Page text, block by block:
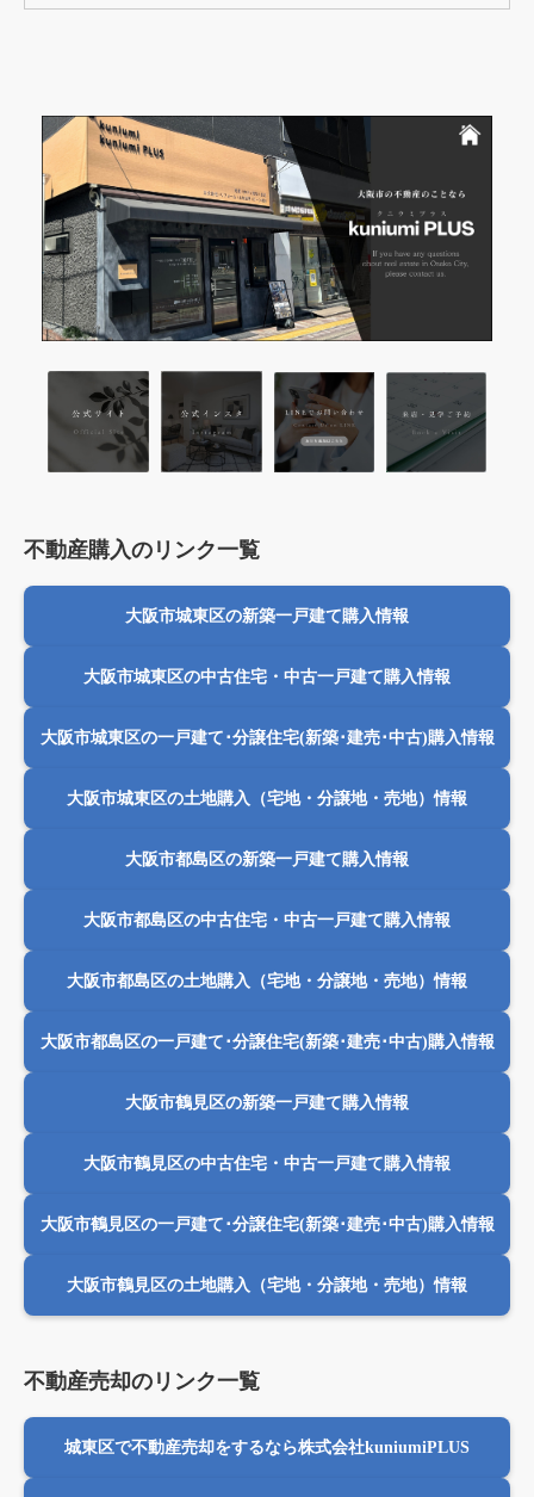
不動産購入のリンク一覧
大阪市城東区の新築一戸建て購入情報
大阪市城東区の中古住宅・中古一戸建て購入情報
大阪市城東区の一戸建て･分譲住宅(新築･建売･中古)購入情報
大阪市城東区の土地購入（宅地・分譲地・売地）情報
大阪市都島区の新築一戸建て購入情報
大阪市都島区の中古住宅・中古一戸建て購入情報
大阪市都島区の土地購入（宅地・分譲地・売地）情報
大阪市都島区の一戸建て･分譲住宅(新築･建売･中古)購入情報
大阪市鶴見区の新築一戸建て購入情報
大阪市鶴見区の中古住宅・中古一戸建て購入情報
大阪市鶴見区の一戸建て･分譲住宅(新築･建売･中古)購入情報
大阪市鶴見区の土地購入（宅地・分譲地・売地）情報
不動産売却のリンク一覧
城東区で不動産売却をするなら株式会社kuniumiPLUS